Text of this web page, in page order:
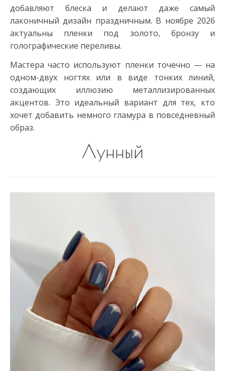
добавляют блеска и делают даже самый
лаконичный дизайн праздничным. В ноябре 2026
актуальны пленки под золото, бронзу и
голографические переливы.
Мастера часто используют пленки точечно — на
одном-двух ногтях или в виде тонких линий,
создающих иллюзию металлизированных
акцентов. Это идеальный вариант для тех, кто
хочет добавить немного гламура в повседневный
образ.
Лунный